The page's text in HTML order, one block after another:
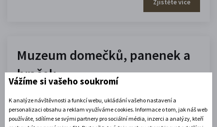
Zjistěte více
Muzeum domečků, panenek a
hraček
10.00 - 16.00
(platné od 1. 7. 2026 do 31. 8. 2026)
Vážíme si vašeho soukromí
K analýze návštěvnosti a funkcí webu, ukládání vašeho nastavení a
personalizaci obsahu a reklam využíváme cookies. Informace o tom, jak náš web
používáte, sdílíme se svými partnery pro sociální média, inzerci a analýzy, kteří